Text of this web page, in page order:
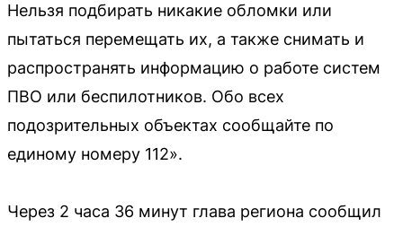
Нельзя подбирать никакие обломки или
пытаться перемещать их, а также снимать и
распространять информацию о работе систем
ПВО или беспилотников. Обо всех
подозрительных объектах сообщайте по
единому номеру 112».
Через 2 часа 36 минут глава региона сообщил